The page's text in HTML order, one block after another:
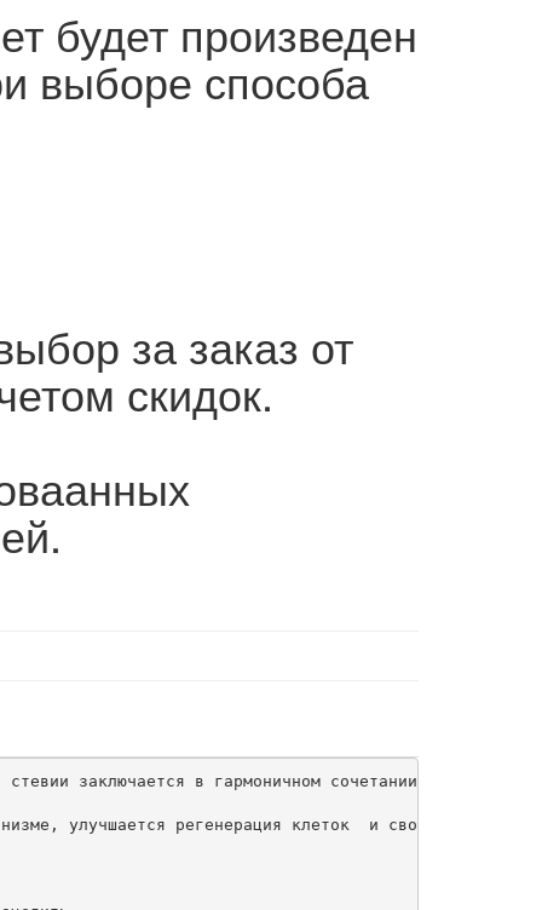
будет произведен
выборе способа
за заказ от
скидок.
заключается в гармоничном сочетании ценных
улучшается регенерация клеток  и свойства крови,